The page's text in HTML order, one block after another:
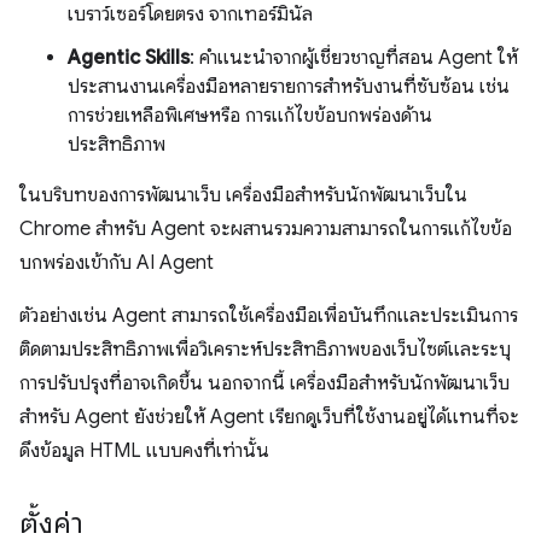
เบราว์เซอร์โดยตรง จากเทอร์มินัล
Agentic Skills: คำแนะนำจากผู้เชี่ยวชาญที่สอน Agent ให้
ประสานงานเครื่องมือหลายรายการสำหรับงานที่ซับซ้อน เช่น
การช่วยเหลือพิเศษหรือ การแก้ไขข้อบกพร่องด้าน
ประสิทธิภาพ
ในบริบทของการพัฒนาเว็บ เครื่องมือสำหรับนักพัฒนาเว็บใน
Chrome สำหรับ Agent จะผสานรวมความสามารถในการแก้ไขข้อ
บกพร่องเข้ากับ AI Agent
ตัวอย่างเช่น Agent สามารถใช้เครื่องมือเพื่อบันทึกและประเมินการ
ติดตามประสิทธิภาพเพื่อวิเคราะห์ประสิทธิภาพของเว็บไซต์และระบุ
การปรับปรุงที่อาจเกิดขึ้น นอกจากนี้ เครื่องมือสำหรับนักพัฒนาเว็บ
สำหรับ Agent ยังช่วยให้ Agent เรียกดูเว็บที่ใช้งานอยู่ได้แทนที่จะ
ดึงข้อมูล HTML แบบคงที่เท่านั้น
ตั้งค่า